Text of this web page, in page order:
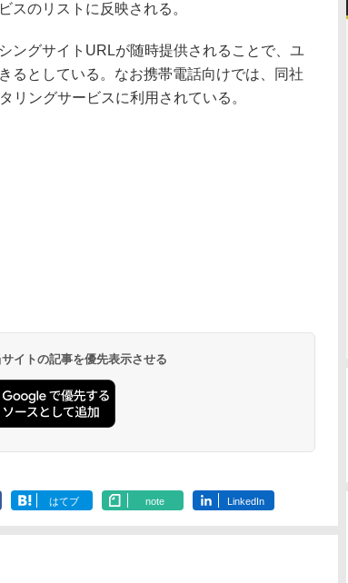
スのリストに反映される。
ングサイトURLが随時提供されることで、ユ
るとしている。なお携帯電話向けでは、同社
リングサービスに利用されている。
イトの記事を優先表示させる
はてブ note LinkedIn